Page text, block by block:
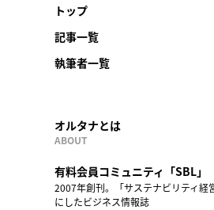
トップ
記事一覧
執筆者一覧
オルタナとは
ABOUT
有料会員コミュニティ「SBL」
2007年創刊。「サステナビリティ経
にしたビジネス情報誌